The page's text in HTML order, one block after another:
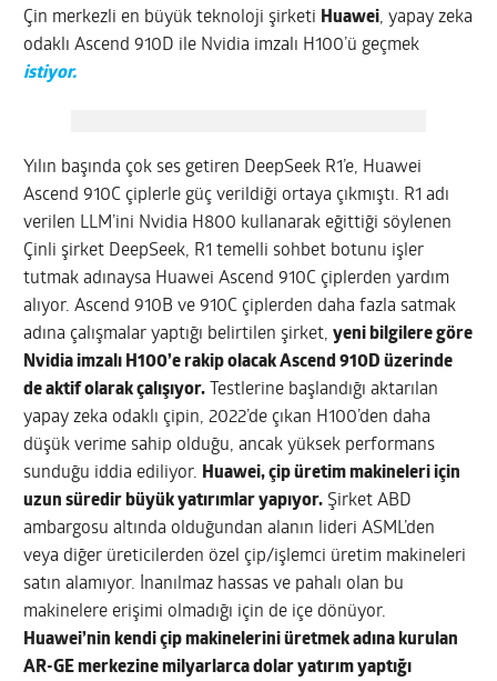
Çin merkezli en büyük teknoloji şirketi Huawei, yapay zeka
odaklı Ascend 910D ile Nvidia imzalı H100’ü geçmek
istiyor.
Yılın başında çok ses getiren DeepSeek R1’e, Huawei
Ascend 910C çiplerle güç verildiği ortaya çıkmıştı. R1 adı
verilen LLM’ini Nvidia H800 kullanarak eğittiği söylenen
Çinli şirket DeepSeek, R1 temelli sohbet botunu işler
tutmak adınaysa Huawei Ascend 910C çiplerden yardım
alıyor. Ascend 910B ve 910C çiplerden daha fazla satmak
adına çalışmalar yaptığı belirtilen şirket,yeni bilgilere göre
Nvidia imzalı H100’e rakip olacak Ascend 910D üzerinde
de aktif olarak çalışıyor. Testlerine başlandığı aktarılan
yapay zeka odaklı çipin, 2022’de çıkan H100’den daha
düşük verime sahip olduğu, ancak yüksek performans
sunduğu iddia ediliyor. Huawei, çip üretim makineleri için
uzun süredir büyük yatırımlar yapıyor. Şirket ABD
ambargosu altında olduğundan alanın lideri ASML’den
veya diğer üreticilerden özel çip/işlemci üretim makineleri
satın alamıyor. İnanılmaz hassas ve pahalı olan bu
makinelere erişimi olmadığı için de içe dönüyor.
Huawei’nin kendi çip makinelerini üretmek adına kurulan
AR-GE merkezine milyarlarca dolar yatırım yaptığı